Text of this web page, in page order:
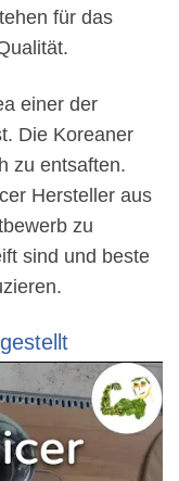
für das
einer der
Die Koreaner
zu entsaften.
Hersteller aus
zu
sind und beste